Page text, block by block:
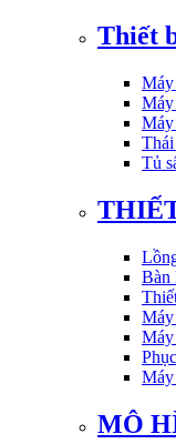
Thiết
Máy
Máy
Máy
Tủ
Bàn
Máy
Máy
MÔ